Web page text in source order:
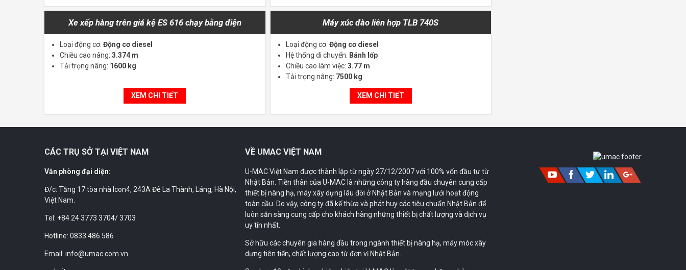
Xe xếp hàng trên giá kệ ES 616 chạy bằng điện
Loại động cơ: Động cơ diesel
Chiều cao nâng: 3.374 m
Tải trọng nâng: 1600 kg
XEM CHI TIẾT
Máy xúc đào liên hợp TLB 740S
Loại động cơ: Động cơ diesel
Hệ thống di chuyển: Bánh lốp
Chiều cao làm việc: 3.77 m
Tải trọng nâng: 7500 kg
XEM CHI TIẾT
CÁC TRỤ SỞ TẠI VIỆT NAM
Văn phòng đại diện:
Đ/c: Tầng 17 tòa nhà Icon4, 243A Đê La Thành, Láng, Hà Nội,
Việt Nam.
Tel: +84 24 3773 3704/ 3703
Hotline: 0833 486 586
Email: info@umac.com.vn
VỀ UMAC VIỆT NAM
U-MAC Việt Nam được thành lập từ ngày 27/12/2007 với 100% vốn đầu tư từ
Nhật Bản. Tiền thân của U-MAC là những công ty hàng đầu chuyên cung cấp
thiết bị nâng hạ, máy xây dựng lâu đời ở Nhật Bản và mạng lưới hoạt động
toàn cầu. Do vậy, công ty đã kế thừa và phát huy các tiêu chuẩn Nhật Bản để
luôn sẵn sàng cung cấp cho khách hàng những thiết bị chất lượng và dịch vụ
uy tín nhất.
Sở hữu các chuyên gia hàng đầu trong ngành thiết bị nâng hạ, máy móc xây
dựng tiên tiến, chất lượng cao từ đơn vị Nhật Bản.